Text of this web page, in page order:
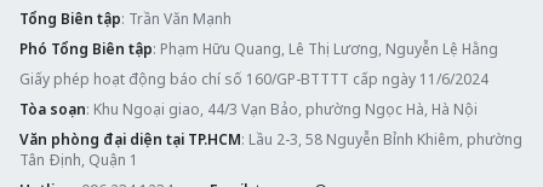
Tổng Biên tập: Trần Văn Mạnh
Phó Tổng Biên tập: Phạm Hữu Quang, Lê Thị Lương, Nguyễn Lệ Hằng
Giấy phép hoạt động báo chí số 160/GP-BTTTT cấp ngày 11/6/2024
Tòa soạn: Khu Ngoại giao, 44/3 Vạn Bảo, phường Ngọc Hà, Hà Nội
Văn phòng đại diện tại TP.HCM: Lầu 2-3, 58 Nguyễn Bỉnh Khiêm, phường
Tân Định, Quận 1